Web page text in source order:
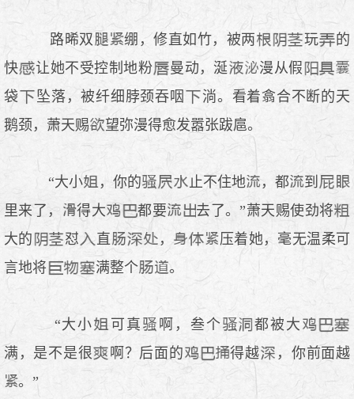
路晞双 绷，修直如竹，被两 玩
的
快
让她不受控制地粉 曼动，涎
漫从假
袋
坠落，被纤细脖颈吞咽
淌。看着翕合不断的天
鹅颈，萧天赐
望弥漫得愈发嚣张跋扈。
“大小 ，你的 止不住地 ，都
到
里来了，
得大 都要
去了。”萧天赐使劲将
大的
怼 直 ，
压着她，毫无温柔可
言地将
满整个 。
“大小 可真 啊，叁个
都被大
满，是不是很
啊？后面的 得越
，你前面越
。”